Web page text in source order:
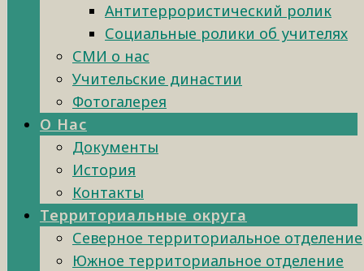
Антитеррористический ролик
Социальные ролики об учителях
СМИ о нас
Учительские династии
Фотогалерея
О Нас
Документы
История
Контакты
Территориальные округа
Северное территориальное отделение
Южное территориальное отделение